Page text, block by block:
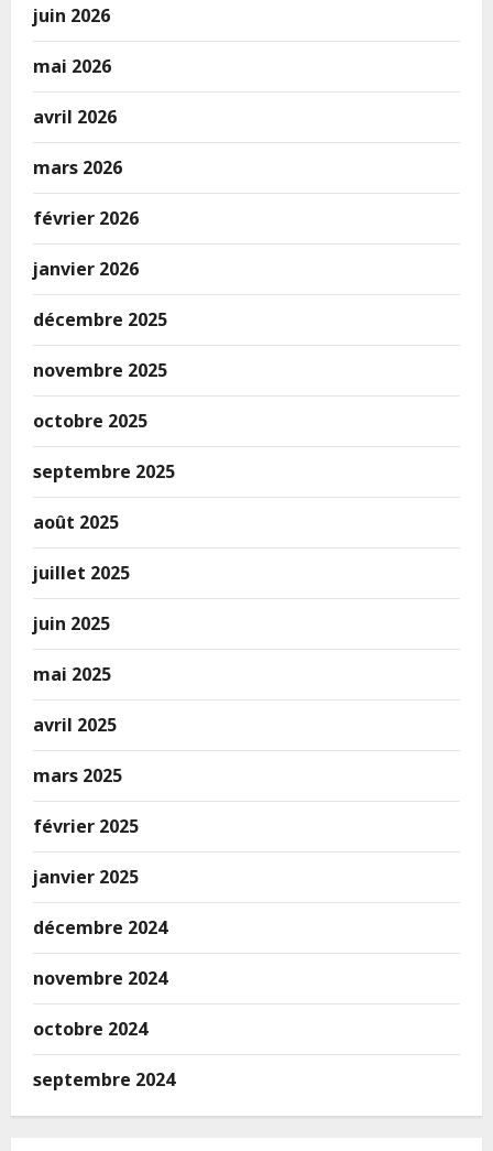
juin 2026
mai 2026
avril 2026
mars 2026
février 2026
janvier 2026
décembre 2025
novembre 2025
octobre 2025
septembre 2025
août 2025
juillet 2025
juin 2025
mai 2025
avril 2025
mars 2025
février 2025
janvier 2025
décembre 2024
novembre 2024
octobre 2024
septembre 2024